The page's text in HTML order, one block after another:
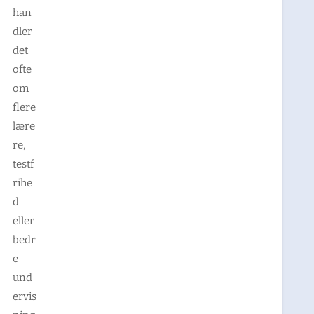
han
dler
det
ofte
om
flere
lære
re,
testf
rihe
d
eller
bedr
e
und
ervis